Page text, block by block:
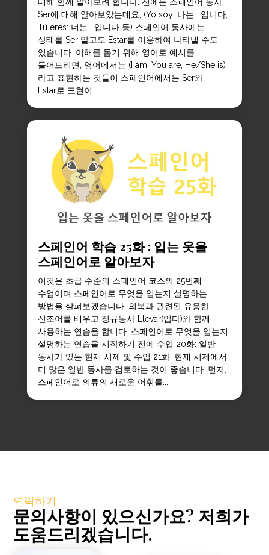
Ser에 대해 알아보았는데요, (Yo soy: 나는 …입니다,
Tú eres: 너는 …입니다 등) 스페인어 동사에는
상태를 Ser 말고도 Estar를 이용하여 나타낼 수도
있습니다. 이해를 돕기 위해 영어로 예시를
들어드리면, 영어에서는 (I am, You are, He/She is)
라고 표현하는 것들이 스페인어에서는 Ser와
Estar로 표현이...
스페인어 학습 25화 : 입는 옷을
스페인어로 알아보자
이것은 초급 수준의 스페인어 코스의 25번째
수업이며 스페인어로 무엇을 입는지 설명하는
방법을 살펴보겠습니다. 의복과 관련된 유용한
신조어를 배우고 정규동사 Llevar(입다)와 함께
사용하는 연습을 합니다. 스페인어로 무엇을 입는지
설명하는 연습을 시작하기 전에 수업 20화: 일반
동사가 있는 현재 시제 및 수업 21화: 현재 시제에서
더 많은 일반 동사를 검토하는 것이 좋습니다. 먼저,
스페인어로 의류의 새로운 어휘를...
연락하기
문의사항이 있으신가요? 저희가
도움드리겠습니다.